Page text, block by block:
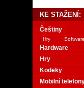
KE STAŽENÍ:
Češtiny
Hry Software
Hardware
Hry
Kodeky
Mobilní